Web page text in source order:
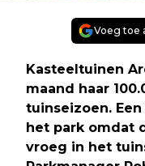
Voeg toe
Kasteeltuinen
maand haar
tuinseizoen.
het park omdat
vroeg in het